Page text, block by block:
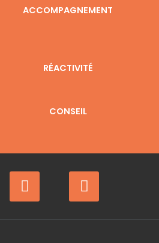
ACCOMPAGNEMENT
RÉACTIVITÉ
CONSEIL
I
n
t
Y
o
t